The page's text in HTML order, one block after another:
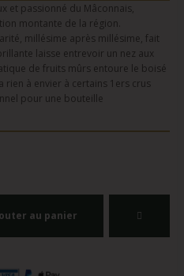
et passionné du Mâconnais,
montante de la région.
millésime après millésime, fait
laisse entrevoir un nez aux
de fruits mûrs entoure le boisé
rien à envier à certains 1ers crus
pour une bouteille
au panier